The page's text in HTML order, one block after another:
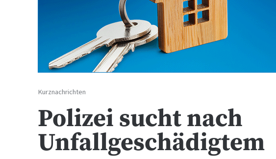
Kurznachrichten
Polizei sucht nach
Unfallgeschädigtem